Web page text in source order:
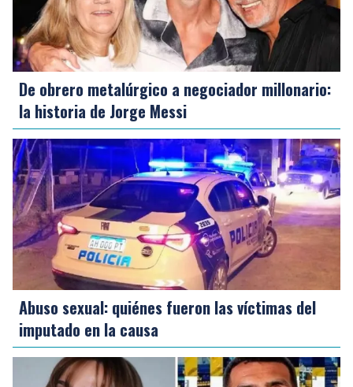
De obrero metalúrgico a negociador millonario:
la historia de Jorge Messi
Abuso sexual: quiénes fueron las víctimas del
imputado en la causa